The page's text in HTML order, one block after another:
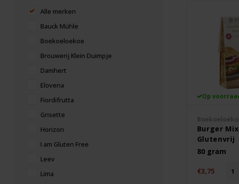
Alle merken
Bauck Mühle
Boekoeloekoe
Brouwerij Klein Duimpje
Damhert
Elovena
Fiordifrutta
Grisette
Horizon
I am Gluten Free
Leev
Lima
Op
Burger
Glutenvrij
80 gram
€3,75